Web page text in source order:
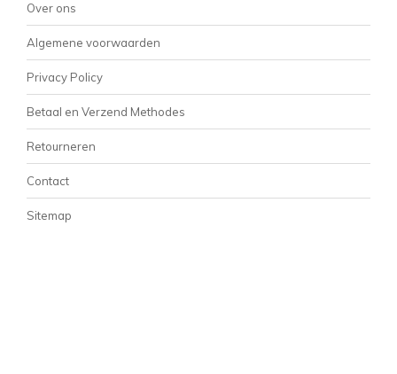
Over ons
Algemene voorwaarden
Privacy Policy
Betaal en Verzend Methodes
Retourneren
Contact
Sitemap